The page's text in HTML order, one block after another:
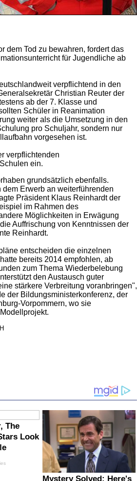
dem Tod zu bewahren, fordert das
für Jugendliche ab
verpflichtend in den
Christian Reuter der
ab der 7. Klasse und
Schüler in Reanimation
weiter als die Umsetzung in den
pro Schuljahr, sondern nur
vorgesehen ist.
verpflichtenden
ein.
grundsätzlich ebenfalls.
Erwerb an weiterführenden
Präsident Klaus Reinhardt der
im Rahmen des
Möglichkeiten in Erwägung
Auffrischung von Kenntnissen der
Reinhardt.
entscheiden die einzelnen
bereits 2014 empfohlen, ab
zum Thema Wiederbelebung
den Austausch guter
stärkere Verbreitung voranbringen",
der Bildungsministerkonferenz, der
Vorpommern, wo sie